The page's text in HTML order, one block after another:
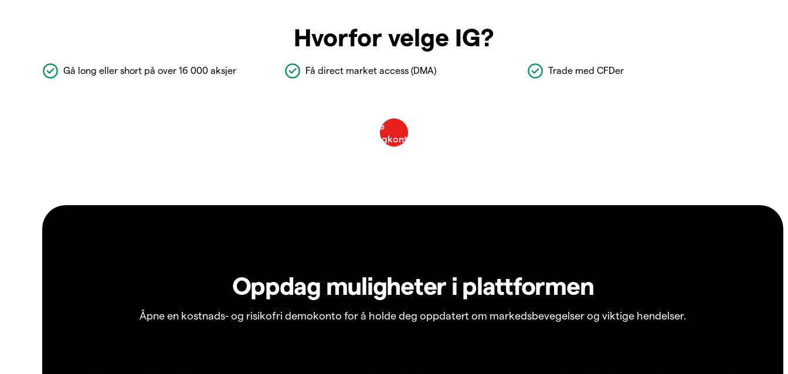
Hvorfor velge IG?
Gå long eller short på over 16 000 aksjer Få direct market access (DMA) Trade med CFDer
Oppdag muligheter i plattformen
Åpne en kostnads- og risikofri demokonto for å holde deg oppdatert om markedsbevegelser og viktige hendelser.